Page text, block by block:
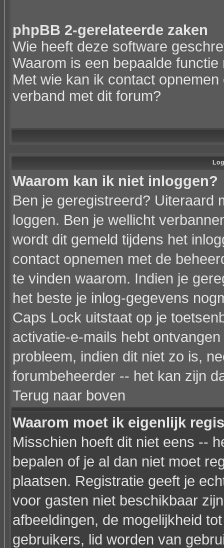
phpBB 2-gerelateerde zaken
Wie heeft deze software
Waarom is een bepaalde
Met wie kan ik contact
verband met dit forum?
Waarom kan ik niet inloggen?
Ben je geregistreerd? Uiteraard
loggen. Ben je wellicht
wordt dit gemeld tijdens het
contact opnemen met de
te vinden waarom. Indien je
het beste je inlog-gegevens
Caps Lock uitstaat op je
activatie-e-mails hebt
probleem, indien dit niet zo is,
forumbeheerder -- het kan zijn
Terug naar boven
Waarom moet ik eigenlijk
Misschien hoeft dit niet eens --
bepalen of je al dan niet moet
plaatsen. Registratie geeft je
voor gasten niet beschikbaar
afbeeldingen, de mogelijkheid
gebruikers, lid worden van